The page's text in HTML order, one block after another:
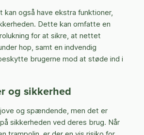
kan også have ekstra funktioner,
Dette kan omfatte en
for at sikre, at nettet
hop, samt en indvendig
brugerne mod at støde ind i
og sikkerhed
og spændende, men det er
sikkerheden ved deres brug. Når